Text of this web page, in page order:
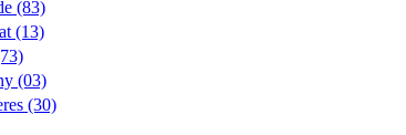
(83)
(13)
(03)
(30)